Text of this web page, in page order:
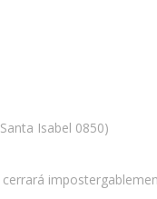
Isabel 0850)